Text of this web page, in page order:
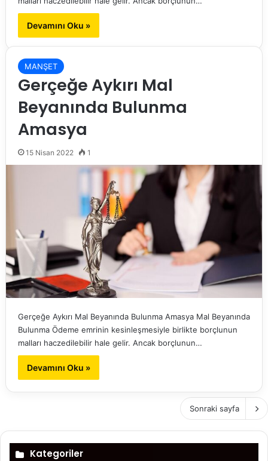
Devamını Oku »
MANŞET
Gerçeğe Aykırı Mal
Beyanında Bulunma
Amasya
15 Nisan 2022 1
Gerçeğe Aykırı Mal Beyanında Bulunma Amasya Mal Beyanında
Bulunma Ödeme emrinin kesinleşmesiyle birlikte borçlunun
malları haczedilebilir hale gelir. Ancak borçlunun…
Devamını Oku »
Sonraki sayfa
Kategoriler